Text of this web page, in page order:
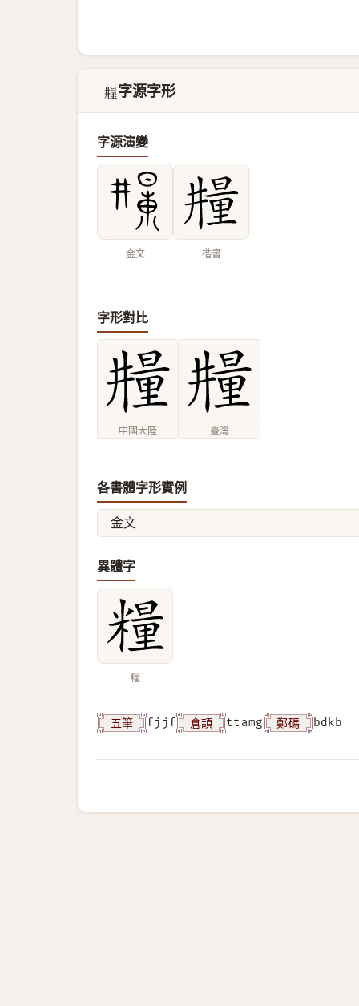
𣊼 字源字形
字源演變
金文 楷書
字形對比
中國大陸 臺灣
各書體字形實例
金文
異體字
糧
五筆 fjjf 倉頡 ttamg 鄭碼 bdkb